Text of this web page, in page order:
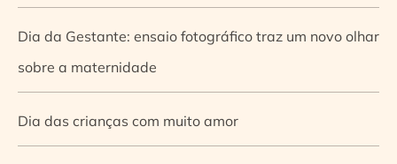
Dia da Gestante: ensaio fotográfico traz um novo olhar
sobre a maternidade
Dia das crianças com muito amor